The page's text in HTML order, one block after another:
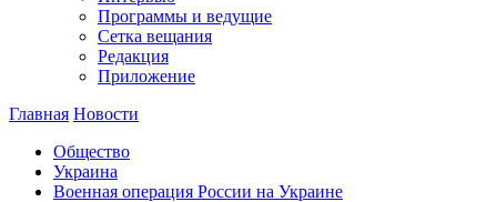
Программы и ведущие
Сетка вещания
Редакция
Приложение
Главная Новости
Общество
Украина
Военная операция России на Украине